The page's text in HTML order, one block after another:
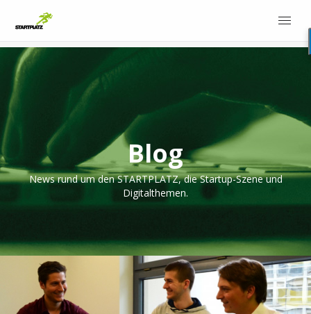
Blog
News rund um den STARTPLATZ, die Startup-Szene und
Digitalthemen.